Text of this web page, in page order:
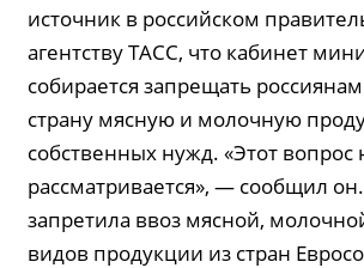
источник в российском
агентству ТАСС, что кабинет
собирается запрещать
страну мясную и молочную
собственных нужд. «Этот вопрос
рассматривается», — сообщил
запретила ввоз мясной,
видов продукции из стран